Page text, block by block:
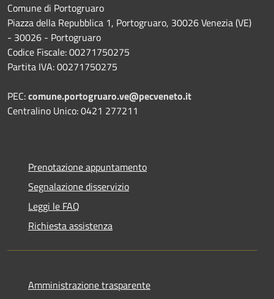
Comune di Portogruaro
Piazza della Repubblica 1, Portogruaro, 30026 Venezia (VE)
- 30026 - Portogruaro
Codice Fiscale: 00271750275
Partita IVA: 00271750275
PEC:comune.portogruaro.ve@pecveneto.it
Centralino Unico: 0421 277211
Prenotazione appuntamento
Segnalazione disservizio
Leggi le FAQ
Richiesta assistenza
Amministrazione trasparente